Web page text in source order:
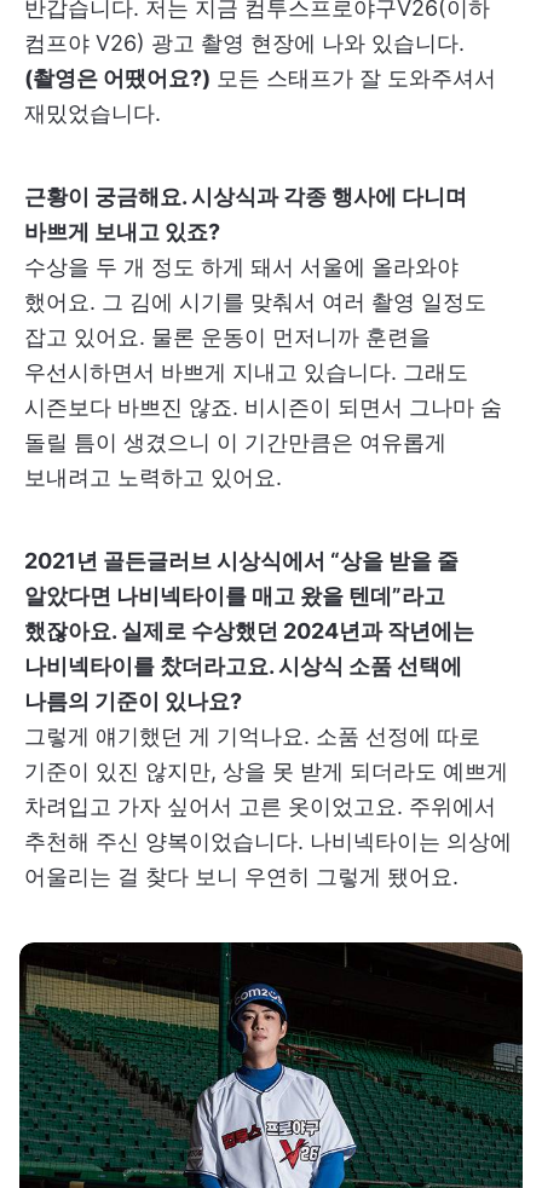
반갑습니다. 저는 지금 컴투스프로야구V26(이하
컴프야 V26) 광고 촬영 현장에 나와 있습니다.
(촬영은 어땠어요?) 모든 스태프가 잘 도와주셔서
재밌었습니다.
근황이 궁금해요. 시상식과 각종 행사에 다니며
바쁘게 보내고 있죠?
수상을 두 개 정도 하게 돼서 서울에 올라와야
했어요. 그 김에 시기를 맞춰서 여러 촬영 일정도
잡고 있어요. 물론 운동이 먼저니까 훈련을
우선시하면서 바쁘게 지내고 있습니다. 그래도
시즌보다 바쁘진 않죠. 비시즌이 되면서 그나마 숨
돌릴 틈이 생겼으니 이 기간만큼은 여유롭게
보내려고 노력하고 있어요.
2021년 골든글러브 시상식에서 “상을 받을 줄
알았다면 나비넥타이를 매고 왔을 텐데”라고
했잖아요. 실제로 수상했던 2024년과 작년에는
나비넥타이를 찼더라고요. 시상식 소품 선택에
나름의 기준이 있나요?
그렇게 얘기했던 게 기억나요. 소품 선정에 따로
기준이 있진 않지만, 상을 못 받게 되더라도 예쁘게
차려입고 가자 싶어서 고른 옷이었고요. 주위에서
추천해 주신 양복이었습니다. 나비넥타이는 의상에
어울리는 걸 찾다 보니 우연히 그렇게 됐어요.